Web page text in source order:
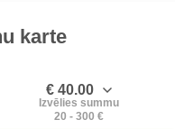
karte
€ 40.00
Izvēlies summu
20 - 300 €